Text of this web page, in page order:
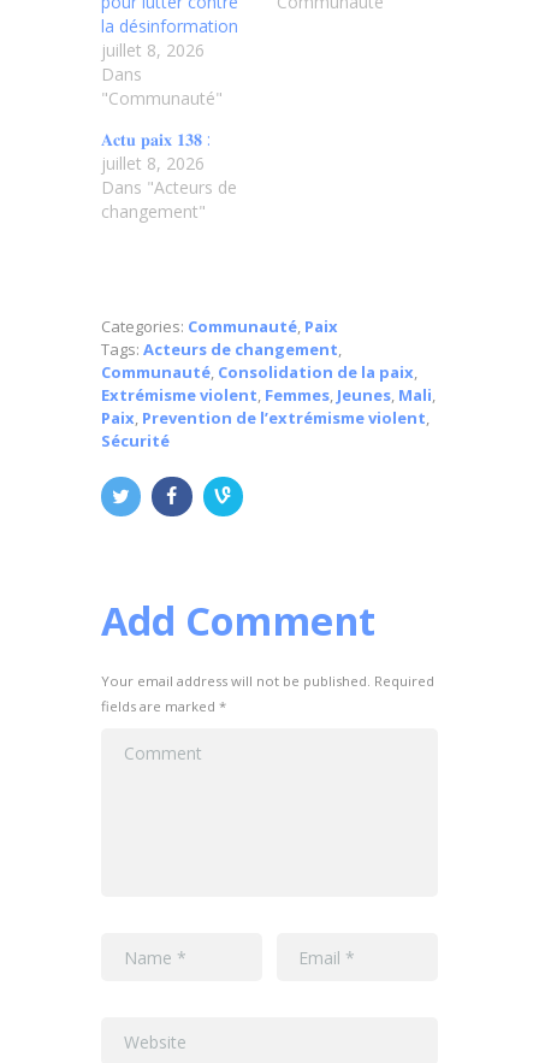
la désinformation
juillet 8, 2026
Dans
"Communauté"
𝐀𝐜𝐭𝐮 𝐩𝐚𝐢𝐱 𝟏𝟑𝟖 :
juillet 8, 2026
Dans "Acteurs de
changement"
Categories: Communauté, Paix
Tags: Acteurs de changement,
Communauté, Consolidation de la paix,
Extrémisme violent, Femmes, Jeunes, Mali,
Paix, Prevention de l’extrémisme violent,
Sécurité
Add Comment
Your email address will not be published. Required
fields are marked *